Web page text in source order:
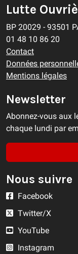
Lutte
BP 20029 - 93501
01 48 10 86 20
Contact
Données
Mentions légales
Newsletter
Abonnez-vous aux
chaque lundi par
Nous suivre
Facebook
Twitter/X
YouTube
Instagram